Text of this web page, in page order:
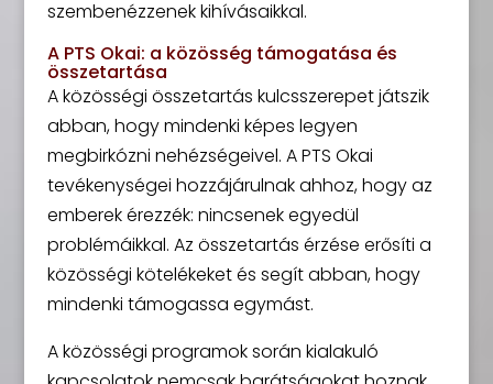
szembenézzenek kihívásaikkal.
A PTS Okai: a közösség támogatása és
összetartása
A közösségi összetartás kulcsszerepet játszik
abban, hogy mindenki képes legyen
megbirkózni nehézségeivel. A PTS Okai
tevékenységei hozzájárulnak ahhoz, hogy az
emberek érezzék: nincsenek egyedül
problémáikkal. Az összetartás érzése erősíti a
közösségi kötelékeket és segít abban, hogy
mindenki támogassa egymást.
A közösségi programok során kialakuló